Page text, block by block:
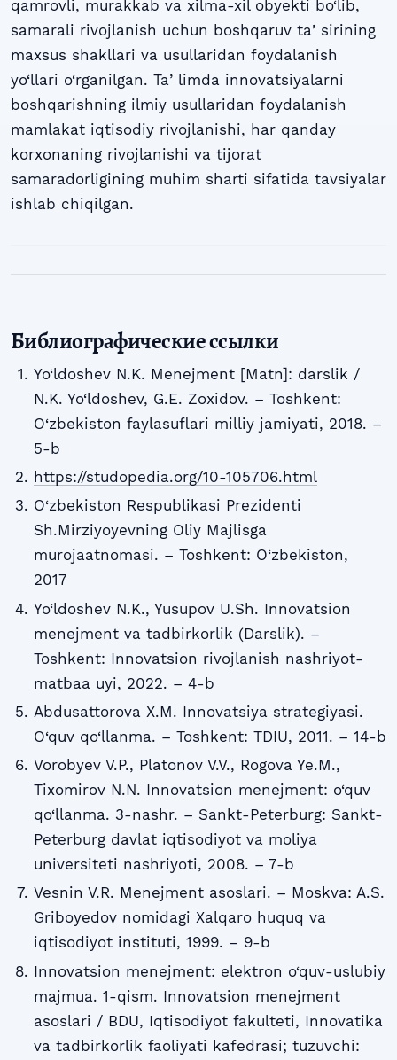
qamrovli, murakkab va xilma-xil obyekti bo‘lib,
samarali rivojlanish uchun boshqaruv taʼsirining
maxsus shakllari va usullaridan foydalanish
yo‘llari o‘rganilgan. Taʼlimda innovatsiyalarni
boshqarishning ilmiy usullaridan foydalanish
mamlakat iqtisodiy rivojlanishi, har qanday
korxonaning rivojlanishi va tijorat
samaradorligining muhim sharti sifatida tavsiyalar
ishlab chiqilgan.
Библиографические ссылки
Yo‘ldoshev N.K. Menejment [Matn]: darslik /
N.K. Yo‘ldoshev, G.E. Zoxidov. – Toshkent:
O‘zbekiston faylasuflari milliy jamiyati, 2018. –
5-b
https://studopedia.org/10-105706.html
O‘zbekiston Respublikasi Prezidenti
Sh.Mirziyoyevning Oliy Majlisga
murojaatnomasi. – Toshkent: O‘zbekiston,
2017
Yo‘ldoshev N.K., Yusupov U.Sh. Innovatsion
menejment va tadbirkorlik (Darslik). –
Toshkent: Innovatsion rivojlanish nashriyot-
matbaa uyi, 2022. – 4-b
Abdusattorova X.M. Innovatsiya strategiyasi.
O‘quv qo‘llanma. – Toshkent: TDIU, 2011. – 14-b
Vorobyev V.P., Platonov V.V., Rogova Ye.M.,
Tixomirov N.N. Innovatsion menejment: o‘quv
qo‘llanma. 3-nashr. – Sankt-Peterburg: Sankt-
Peterburg davlat iqtisodiyot va moliya
universiteti nashriyoti, 2008. – 7-b
Vesnin V.R. Menejment asoslari. – Moskva: A.S.
Griboyedov nomidagi Xalqaro huquq va
iqtisodiyot instituti, 1999. – 9-b
Innovatsion menejment: elektron o‘quv-uslubiy
majmua. 1-qism. Innovatsion menejment
asoslari / BDU, Iqtisodiyot fakulteti, Innovatika
va tadbirkorlik faoliyati kafedrasi; tuzuvchi: